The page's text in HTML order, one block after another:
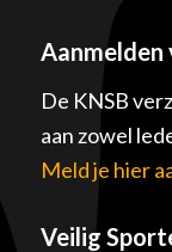
Aanmelden
De KNSB
aan zowel
Meld je hier
Veilig